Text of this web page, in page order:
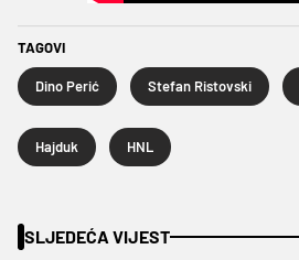
TAGOVI
Dino Perić Stefan Ristovski
Hajduk HNL
SLJEDEĆA VIJEST